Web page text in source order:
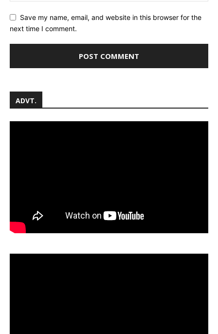
Save my name, email, and website in this browser for the
next time I comment.
ADVT.